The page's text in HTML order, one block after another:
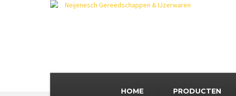
HOME PRODUCTEN